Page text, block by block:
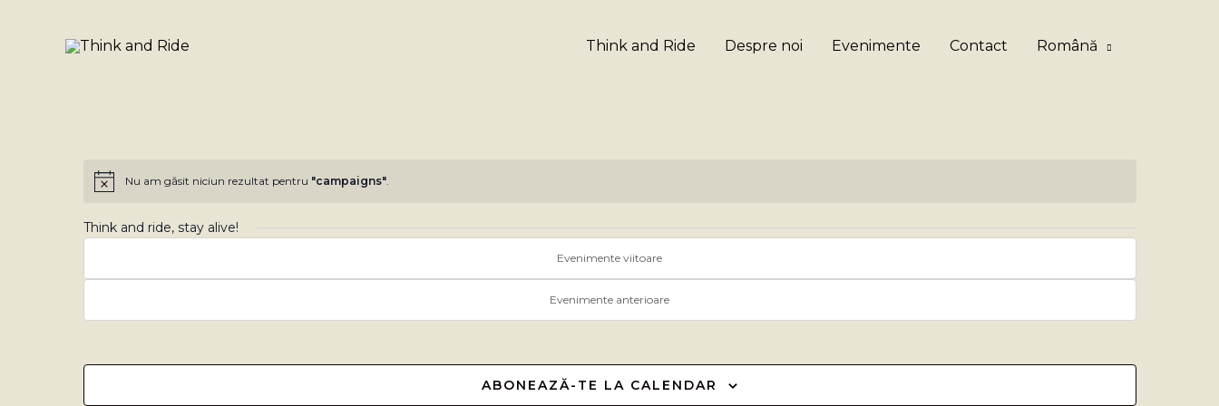
Think and Ride Despre noi Evenimente Contact Română
NotificareNu am găsit niciun rezultat pentru "campaigns".
Think and ride, stay alive!
Evenimente viitoare
Evenimente anterioare
ABONEAZĂ-TE LA CALENDAR